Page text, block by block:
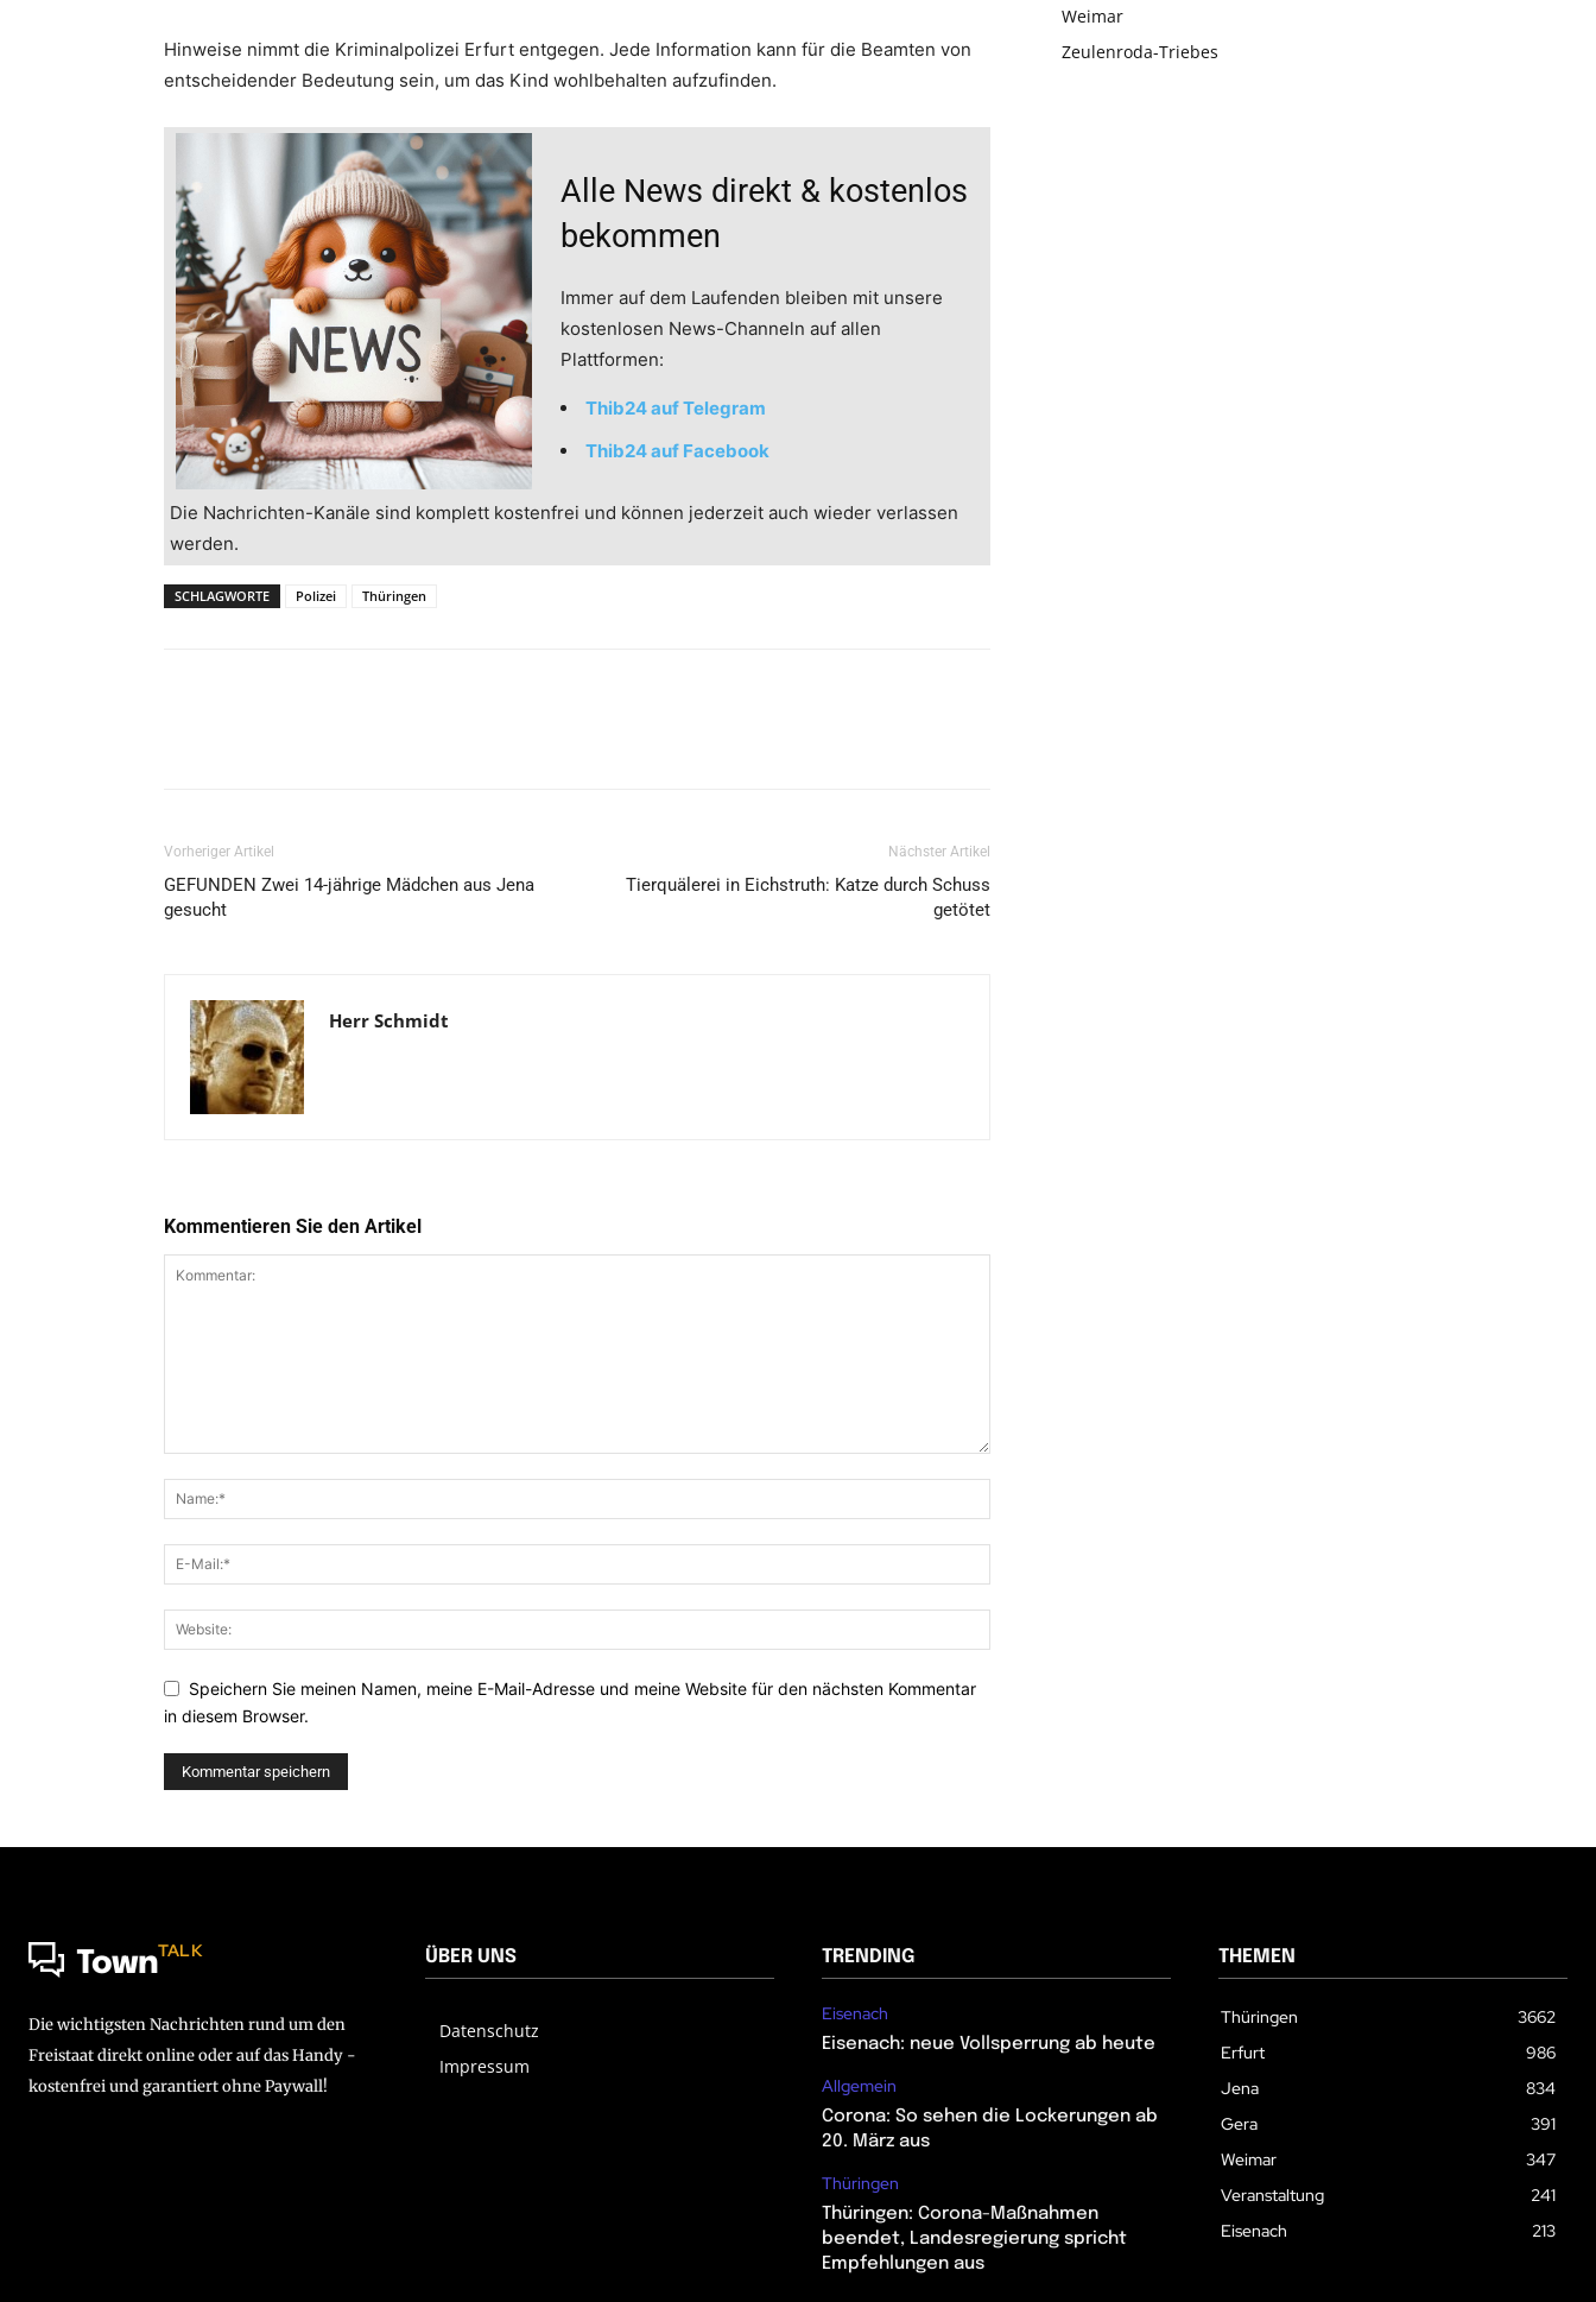
Hinweise nimmt die Kriminalpolizei Erfurt entgegen. Jede Information kann für die Beamten von
entscheidender Bedeutung sein, um das Kind wohlbehalten aufzufinden.
Alle News direkt & kostenlos
bekommen
Immer auf dem Laufenden bleiben mit unsere
kostenlosen News-Channeln auf allen
Plattformen:
Thib24 auf Telegram
Thib24 auf Facebook
Die Nachrichten-Kanäle sind komplett kostenfrei und können jederzeit auch wieder verlassen
werden.
SCHLAGWORTE Polizei Thüringen
Vorheriger Artikel
GEFUNDEN Zwei 14-jährige Mädchen aus Jena
gesucht
Nächster Artikel
Tierquälerei in Eichstruth: Katze durch Schuss
getötet
Herr Schmidt
Kommentieren Sie den Artikel
Speichern Sie meinen Namen, meine E-Mail-Adresse und meine Website für den nächsten Kommentar
in diesem Browser.
Weimar
Zeulenroda-Triebes
TownTALK
Die wichtigsten Nachrichten rund um den
Freistaat direkt online oder auf das Handy -
kostenfrei und garantiert ohne Paywall!
ÜBER UNS
Datenschutz
Impressum
TRENDING
Eisenach
Eisenach: neue Vollsperrung ab heute
Allgemein
Corona: So sehen die Lockerungen ab
20. März aus
Thüringen
Thüringen: Corona-Maßnahmen
beendet, Landesregierung spricht
Empfehlungen aus
THEMEN
Thüringen
3662
Erfurt
986
Jena
834
Gera
391
Weimar
347
Veranstaltung
241
Eisenach
213